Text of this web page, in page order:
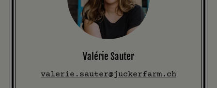
Valérie Sauter
valerie.sauter@juckerfarm.ch